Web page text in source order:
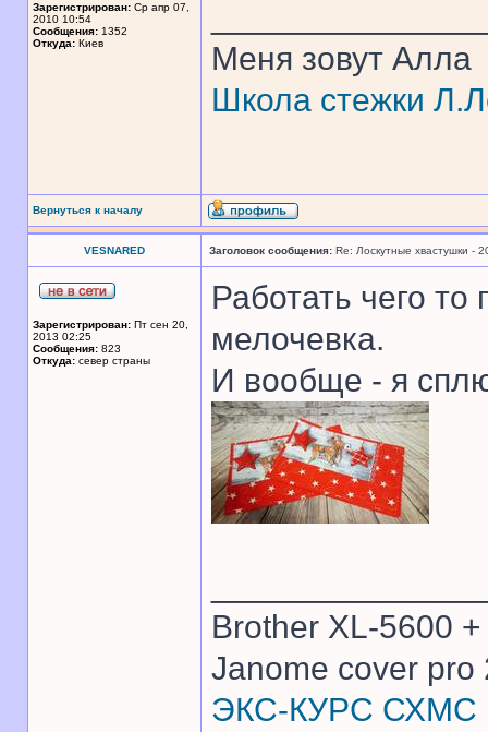
Зарегистрирован: Ср апр 07,
2010 10:54
Сообщения: 1352
Откуда: Киев
Меня зовут Алла
Школа стежки
Вернуться к началу
VESNARED Заголовок сообщения: Re: Лоскутные хвастушки -
Зарегистрирован: Пт сен 20,
2013 02:25
Сообщения: 823
Откуда: север страны
Работать чего то
мелочевка.
И вообще - я
Brother XL-5600
Janome cover pro
ЭКС-КУРС СХМС